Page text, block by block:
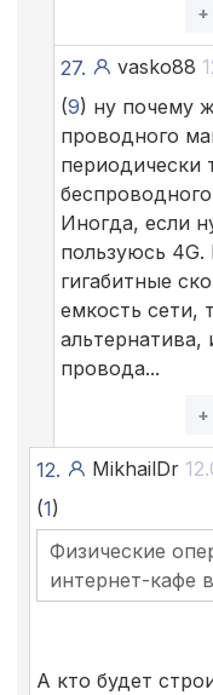
+
27. vasko88
(9) ну почему
проводного
периодически
Иногда, если
пользуюсь 4G.
гигабитные
емкость сети,
провода...
+
12. MikhailDr
(1)
Физические
интернет-кафе
А кто будет